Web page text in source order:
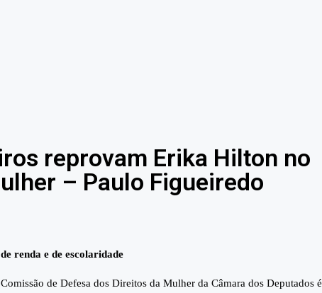
reprovam Erika Hilton no
– Paulo Figueiredo
renda e de escolaridade
de Defesa dos Direitos da Mulher da Câmara dos Deputados é